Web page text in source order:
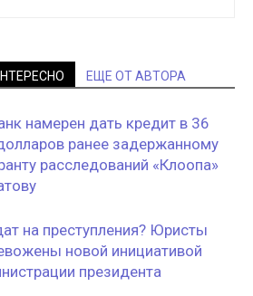
ЕЩЕ ОТ АВТОРА
намерен дать кредит в 36
ранее задержанному
расследований «Клоопа»
на преступления? Юристы
новой инициативой
президента